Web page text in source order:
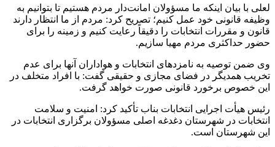
لعلی با بیان اینکه ما مسؤولان امانت‌دار مردم هستیم تا بتوانیم به
وظیفه قانونی خود عمل کنیم؛ تصریح کرد: مردم از ما انتظار دارند
قانون و مقررات انتخابات را دقیقاً رعایت کنیم و زمینه را برای
حضور حداکثری مردم مهیا سازیم.
وی ضمن توصیه به نامزدهای انتخابات و هواداران آنها برای عدم
تخریب همدیگر در فضای مجازی و حقیقی گفت: با افراد متخلف در
این خصوص برخورد قانونی صورت خواهد گرفت.
رئیس هیأت اجرایی انتخابات بناب تأکید کرد: امنیت و سلامت
انتخابات در شهرستان دغدغه اصلی مسؤولان برگزاری انتخابات در
این شهرستان است.